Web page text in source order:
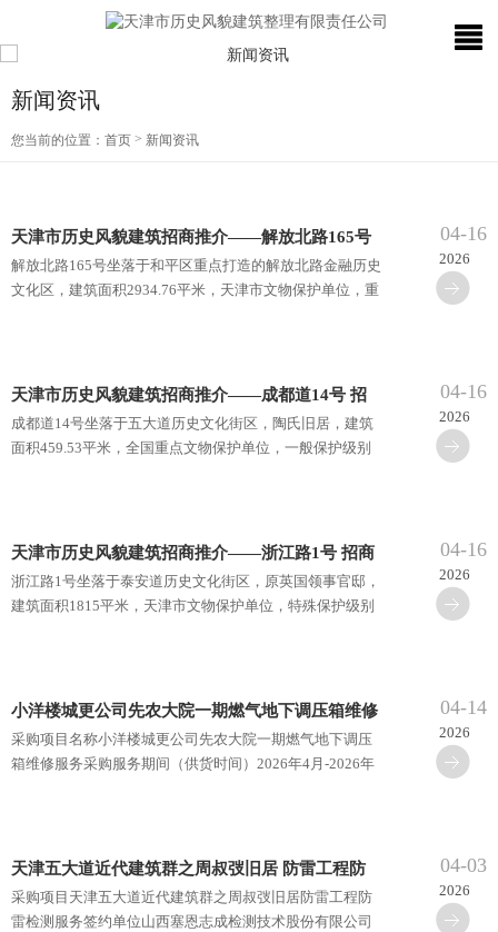
新闻资讯
您当前的位置： 首页 > 新闻资讯
天津市历史风貌建筑招商推介——解放北路165号
招商电话58352888
解放北路165号坐落于和平区重点打造的解放北路金融历史
文化区，建筑面积2934.76平米，天津市文物保护单位，重
04-16
2026
天津市历史风貌建筑招商推介——成都道14号 招
商电话58352888
成都道14号坐落于五大道历史文化街区，陶氏旧居，建筑
面积459.53平米，全国重点文物保护单位，一般保护级别
04-16
2026
天津市历史风貌建筑招商推介——浙江路1号 招商
电话58352888
浙江路1号坐落于泰安道历史文化街区，原英国领事官邸，
建筑面积1815平米，天津市文物保护单位，特殊保护级别
04-16
2026
小洋楼城更公司先农大院一期燃气地下调压箱维修
服务采购
采购项目名称小洋楼城更公司先农大院一期燃气地下调压
箱维修服务采购服务期间（供货时间）2026年4月-2026年
04-14
2026
天津五大道近代建筑群之周叔弢旧居 防雷工程防
雷检测服务
采购项目天津五大道近代建筑群之周叔弢旧居防雷工程防
雷检测服务签约单位山西塞恩志成检测技术股份有限公司
04-03
2026